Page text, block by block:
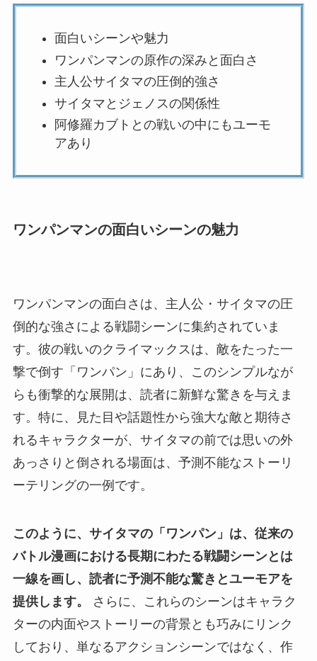
面白いシーンや魅力
ワンパンマンの原作の深みと面白さ
主人公サイタマの圧倒的強さ
サイタマとジェノスの関係性
阿修羅カブトとの戦いの中にもユーモ
アあり
ワンパンマンの面白いシーンの魅力
ワンパンマンの面白さは、主人公・サイタマの圧
倒的な強さによる戦闘シーンに集約されていま
す。彼の戦いのクライマックスは、敵をたった一
撃で倒す「ワンパン」にあり、このシンプルなが
らも衝撃的な展開は、読者に新鮮な驚きを与えま
す。特に、見た目や話題性から強大な敵と期待さ
れるキャラクターが、サイタマの前では思いの外
あっさりと倒される場面は、予測不能なストーリ
ーテリングの一例です。
このように、サイタマの「ワンパン」は、従来の
バトル漫画における長期にわたる戦闘シーンとは
一線を画し、読者に予測不能な驚きとユーモアを
提供します。
さらに、これらのシーンはキャラク
ターの内面やストーリーの背景とも巧みにリンク
しており、単なるアクションシーンではなく、作